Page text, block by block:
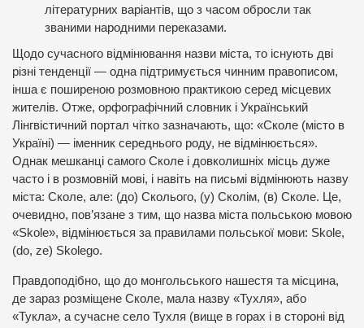
літературних варіантів, що з часом обросли так
званими народними переказами.
Щодо сучасного відмінювання назви міста, то існують дві
різні тенденції — одна підтримується чинним правописом,
інша є поширеною розмовною практикою серед місцевих
жителів. Отже, орфографічний словник і Український
Лінгвістичний портал чітко зазначають, що: «Сколе (місто в
Україні) — іменник середнього роду, не відмінюється».
Однак мешканці самого Сколе і довколишніх місць дуже
часто і в розмовній мові, і навіть на письмі відмінюють назву
міста: Сколе, але: (до) Сколього, (у) Сколім, (в) Сколе. Це,
очевидно, пов’язане з тим, що назва міста польською мовою
«Skole», відмінюється за правилами польської мови: Skole,
(do, ze) Skolego.
Правдоподібно, що до монгольського нашестя та місцина,
де зараз розміщене Сколе, мала назву «Тухля», або
«Тукла», а сучасне село Тухля (вище в горах і в стороні від